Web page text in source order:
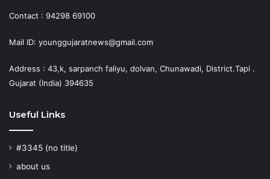
Contact : 94298 69100
Mail ID: younggujaratnews@gmail.com
Address : 43,k, sarpanch faliyu, dolvan, Chunawadi, District.Tapi .
Gujarat (India) 394635
Useful Links
#3345 (no title)
about us